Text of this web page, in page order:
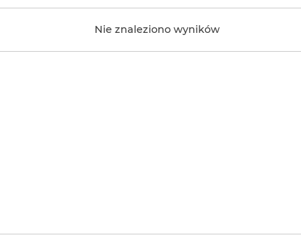
Nie znaleziono wyników